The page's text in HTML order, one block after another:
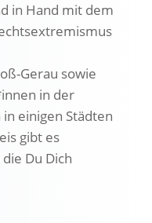
in Hand mit dem
Gerau sowie
in der
einigen Städten
gibt es
Du Dich